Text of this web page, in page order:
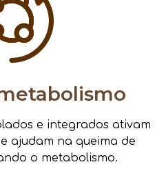
e integrados ativam
ajudam na queima de
o metabolismo.